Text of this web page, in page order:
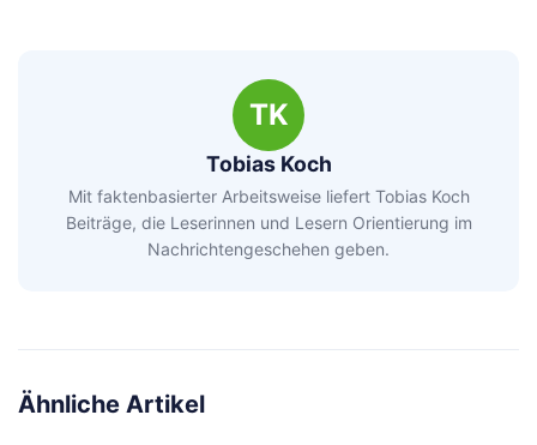
TK
Tobias Koch
Mit faktenbasierter Arbeitsweise liefert Tobias Koch
Beiträge, die Leserinnen und Lesern Orientierung im
Nachrichtengeschehen geben.
Ähnliche Artikel